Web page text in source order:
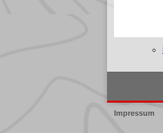
Impressum